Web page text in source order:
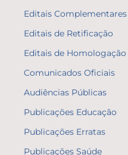
Editais Complementares
Editais de Retificação
Editais de Homologação
Comunicados Oficiais
Audiências Públicas
Publicações Educação
Publicações Erratas
Publicações Saúde